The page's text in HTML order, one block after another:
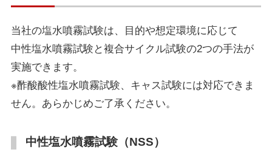
当社の塩水噴霧試験は、目的や想定環境に応じて
中性塩水噴霧試験と複合サイクル試験の2つの手法が
実施できます。
※酢酸酸性塩水噴霧試験、キャス試験には対応できま
せん。あらかじめご了承ください。
中性塩水噴霧試験（NSS）